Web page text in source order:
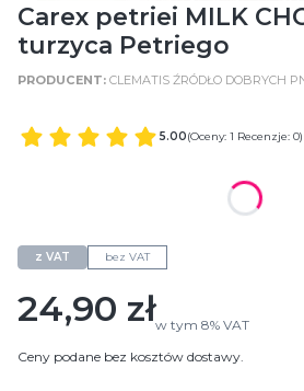
Carex petriei MILK
turzyca Petriego
CLEMATIS ŹRÓDŁO DOBRYCH
5.00(Oceny: 1 Recenzje: 0)
z VAT bez VAT
Cena
24,90 złw tym 8% VAT
Ceny podane bez kosztów dostawy.